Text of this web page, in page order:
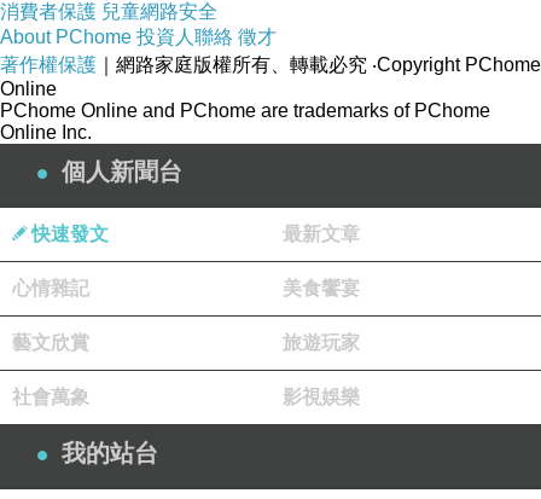
消費者保護 兒童網路安全
About PChome 投資人聯絡 徵才
著作權保護 ｜網路家庭版權所有、轉載必究 ‧Copyright PChome
Online
PChome Online and PChome are trademarks of PChome
Online Inc.
個人新聞台
快速發文 最新文章
心情雜記 美食饗宴
藝文欣賞 旅遊玩家
社會萬象 影視娛樂
我的站台